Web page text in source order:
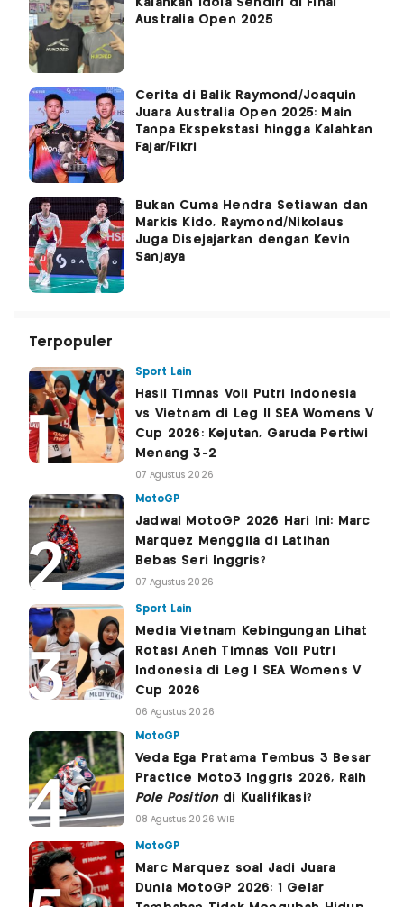
Kalahkan Idola Sendiri di Final
Australia Open 2025
Cerita di Balik Raymond/Joaquin
Juara Australia Open 2025: Main
Tanpa Ekspekstasi hingga Kalahkan
Fajar/Fikri
Bukan Cuma Hendra Setiawan dan
Markis Kido, Raymond/Nikolaus
Juga Disejajarkan dengan Kevin
Sanjaya
Terpopuler
Sport Lain
Hasil Timnas Voli Putri Indonesia
vs Vietnam di Leg II SEA Womens V
Cup 2026: Kejutan, Garuda Pertiwi
Menang 3-2
07 Agustus 2026
MotoGP
Jadwal MotoGP 2026 Hari Ini: Marc
Marquez Menggila di Latihan
Bebas Seri Inggris?
07 Agustus 2026
Sport Lain
Media Vietnam Kebingungan Lihat
Rotasi Aneh Timnas Voli Putri
Indonesia di Leg I SEA Womens V
Cup 2026
06 Agustus 2026
MotoGP
Veda Ega Pratama Tembus 3 Besar
Practice Moto3 Inggris 2026, Raih
Pole Positiondi Kualifikasi?
08 Agustus 2026 WIB
MotoGP
Marc Marquez soal Jadi Juara
Dunia MotoGP 2026: 1 Gelar